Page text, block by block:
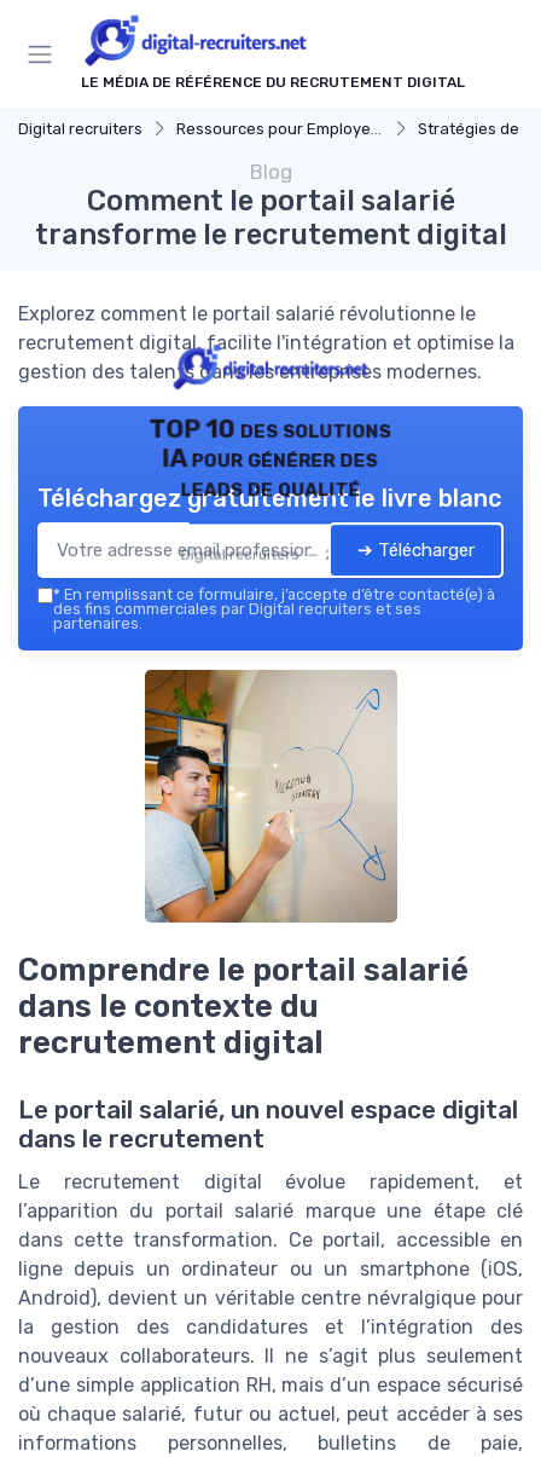
LE MÉDIA DE RÉFÉRENCE DU RECRUTEMENT DIGITAL
Digital recruiters Ressources pour Employeurs Stratégies de
Blog
Comment le portail salarié
transforme le recrutement digital
Explorez comment le portail salarié révolutionne le
recrutement digital, facilite l'intégration et optimise la
gestion des talents dans les entreprises modernes.
TOP 10 des solutions
IA pour générer des
leads de qualité
Digital recruiters — 2026
Téléchargez gratuitement le livre blanc
➔ Télécharger
* En remplissant ce formulaire, j’accepte d’être contacté(e) à
des fins commerciales par Digital recruiters et ses
partenaires.
Comprendre le portail salarié
dans le contexte du
recrutement digital
Le portail salarié, un nouvel espace digital
dans le recrutement
Le recrutement digital évolue rapidement, et
l’apparition du portail salarié marque une étape clé
dans cette transformation. Ce portail, accessible en
ligne depuis un ordinateur ou un smartphone (iOS,
Android), devient un véritable centre névralgique pour
la gestion des candidatures et l’intégration des
nouveaux collaborateurs. Il ne s’agit plus seulement
d’une simple application RH, mais d’un espace sécurisé
où chaque salarié, futur ou actuel, peut accéder à ses
informations personnelles, bulletins de paie,
Panneau de gestion des cookies